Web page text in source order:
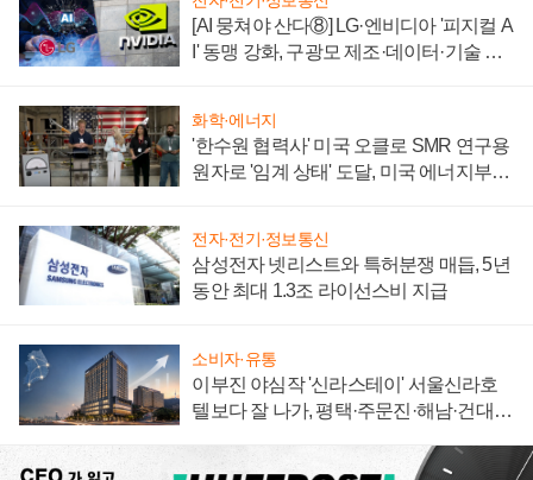
[AI 뭉쳐야 산다⑧] LG·엔비디아 '피지컬 A
I' 동맹 강화, 구광모 제조·데이터·기술 결
화학·에너지
'한수원 협력사' 미국 오클로 SMR 연구용
원자로 '임계 상태' 도달, 미국 에너지부
전자·전기·정보통신
삼성전자 넷리스트와 특허분쟁 매듭, 5년
동안 최대 1.3조 라이선스비 지급
소비자·유통
이부진 야심작 '신라스테이' 서울신라호
텔보다 잘 나가, 평택·주문진·해남·건대로